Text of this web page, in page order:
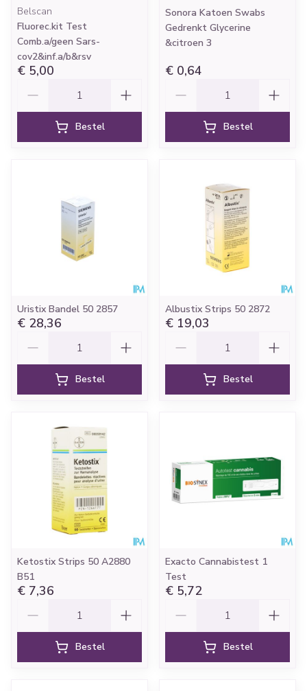
Belscan
Fluorec.kit Test
Comb.a/geen Sars-
cov2&inf.a/b&rsv
€ 5,00
Bestel
Sonora Katoen Swabs
Gedrenkt Glycerine
&citroen 3
€ 0,64
Bestel
Uristix Bandel 50 2857
€ 28,36
Bestel
Albustix Strips 50 2872
€ 19,03
Bestel
Ketostix Strips 50 A2880
B51
€ 7,36
Bestel
Exacto Cannabistest 1
Test
€ 5,72
Bestel